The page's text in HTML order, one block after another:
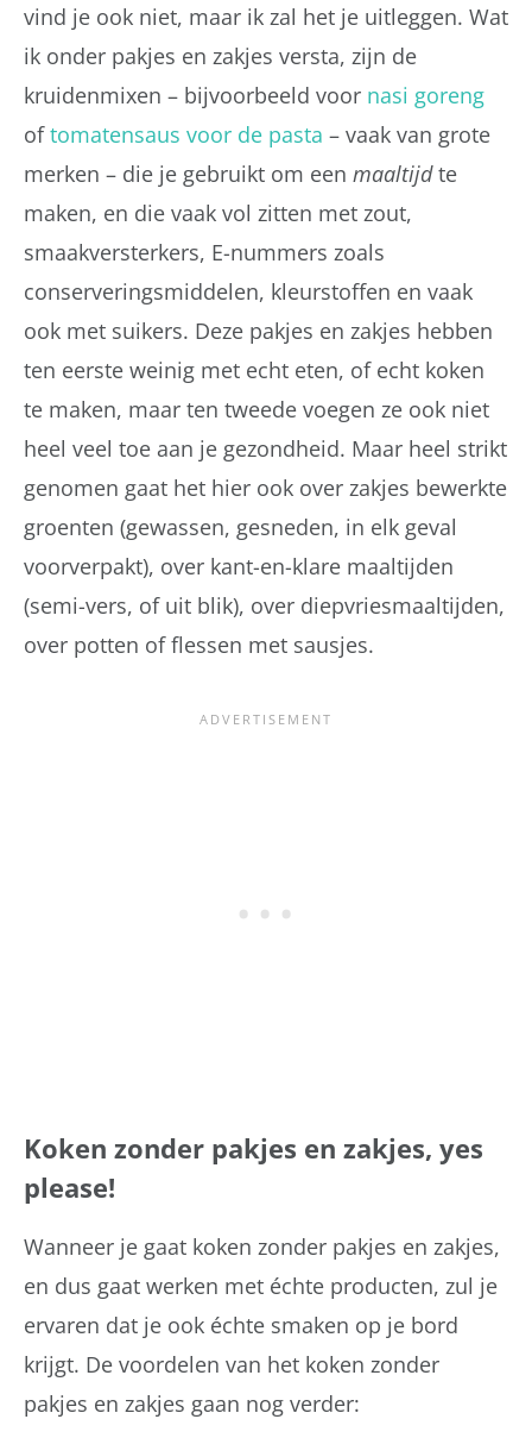
vind je ook niet, maar ik zal het je uitleggen. Wat
ik onder pakjes en zakjes versta, zijn de
kruidenmixen – bijvoorbeeld voor nasi goreng
oftomatensaus voor de pasta – vaak van grote
merken – die je gebruikt om een maaltijdte
maken, en die vaak vol zitten met zout,
smaakversterkers, E-nummers zoals
conserveringsmiddelen, kleurstoffen en vaak
ook met suikers. Deze pakjes en zakjes hebben
ten eerste weinig met echt eten, of echt koken
te maken, maar ten tweede voegen ze ook niet
heel veel toe aan je gezondheid. Maar heel strikt
genomen gaat het hier ook over zakjes bewerkte
groenten (gewassen, gesneden, in elk geval
voorverpakt), over kant-en-klare maaltijden
(semi-vers, of uit blik), over diepvriesmaaltijden,
over potten of flessen met sausjes.
Koken zonder pakjes en zakjes, yes
please!
Wanneer je gaat koken zonder pakjes en zakjes,
en dus gaat werken met échte producten, zul je
ervaren dat je ook échte smaken op je bord
krijgt. De voordelen van het koken zonder
pakjes en zakjes gaan nog verder: